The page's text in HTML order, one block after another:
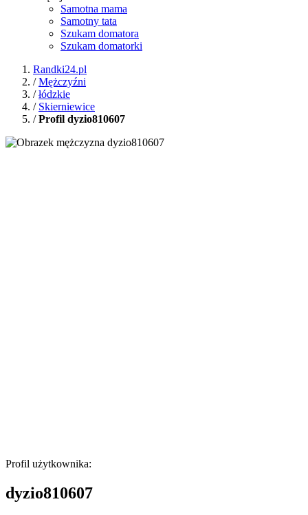
Samotna mama
Samotny tata
Szukam domatora
Szukam domatorki
Randki24.pl
/Mężczyźni
/łódzkie
/ Skierniewice
/Profil dyzio810607
Profil użytkownika:
dyzio810607